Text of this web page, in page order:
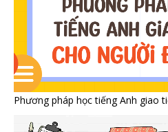
Phương pháp học tiếng Anh giao